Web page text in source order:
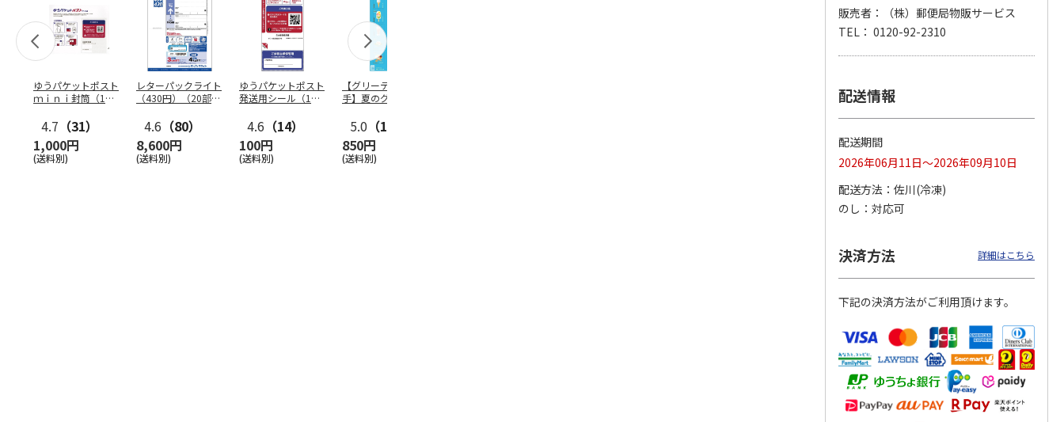
ゆうパケットポスト
ｍｉｎｉ封筒（1個
4.7 （31）
1,000円
(送料別)
レターパックライト
（430円）（20部セ
4.6 （80）
8,600円
(送料別)
ゆうパケットポスト
発送用シール（1個
4.6 （14）
100円
(送料別)
【グリーティング切
手】夏のグリーティ
5.0 （10）
850円
(送料別)
手】グリーティング
円…
5,500円
(送料別) (送料別)
販売者：（株）郵便局物販サービス
TEL： 0120-92-2310
配送情報
配送期間
2026年06月11日～2026年09月10日
配送方法
佐川(冷凍)
のし
対応可
決済方法 詳細はこちら
下記の決済方法がご利用頂けます。